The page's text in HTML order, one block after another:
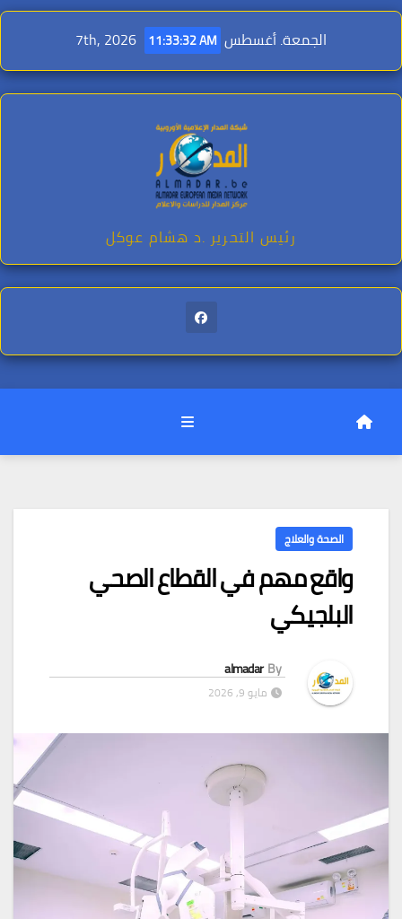
Skip
content
الجمعة. أغسطس 7th, 2026 11:33:34 AM
رئيس التحرير .د هشام عوكل
الصحة والعلاج
واقع مهم في القطاع الصحي
البلجيكي
By
almadar
مايو 9, 2026